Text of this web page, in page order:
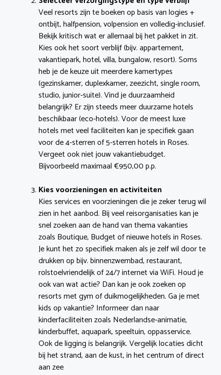
Veel resorts zijn te boeken op basis van logies +
ontbijt, halfpension, volpension en volledig-inclusief.
Bekijk kritisch wat er allemaal bij het pakket in zit.
Kies ook het soort verblijf (bijv. appartement,
vakantiepark, hotel, villa, bungalow, resort). Soms
heb je de keuze uit meerdere kamertypes
(gezinskamer, duplexkamer, zeezicht, single room,
studio, junior-suite). Vind je duurzaamheid
belangrijk? Er zijn steeds meer duurzame hotels
beschikbaar (eco-hotels). Voor de meest luxe
hotels met veel faciliteiten kan je specifiek gaan
voor de 4-sterren of 5-sterren hotels in Roses.
Vergeet ook niet jouw vakantiebudget.
Bijvoorbeeld maximaal €950,00 p.p.
Kies voorzieningen en activiteiten
Kies services en voorzieningen die je zeker terug wil
zien in het aanbod. Bij veel reisorganisaties kan je
snel zoeken aan de hand van thema vakanties
zoals Boutique, Budget of nieuwe hotels in Roses.
Je kunt het zo specifiek maken als je zelf wil door te
drukken op bijv. binnenzwembad, restaurant,
rolstoelvriendelijk of 24/7 internet via WiFi. Houd je
ook van wat actie? Dan kan je ook zoeken op
resorts met gym of duikmogelijkheden. Ga je met
kids op vakantie? Informeer dan naar
kinderfaciliteiten zoals Nederlandse-animatie,
kinderbuffet, aquapark, speeltuin, oppasservice.
Ook de ligging is belangrijk. Vergelijk locaties dicht
bij het strand, aan de kust, in het centrum of direct
aan zee